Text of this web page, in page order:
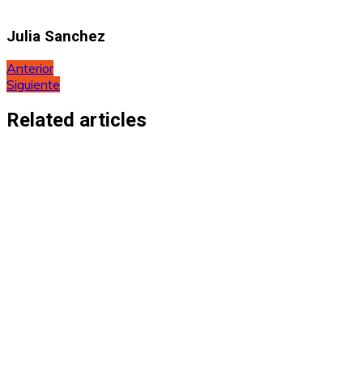
Julia Sanchez
Navegación
de
entradas
Anterior
Siguiente
Related articles